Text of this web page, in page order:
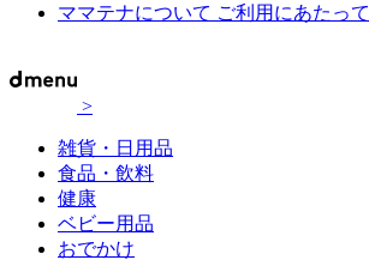
ママテナについて ご利用にあたって
>
雑貨・日用品
食品・飲料
健康
ベビー用品
おでかけ